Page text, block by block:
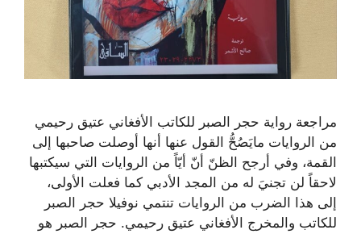
مراجعة رواية حجر الصبر للكاتب الأفغاني عتيق رحيمي
من الروايات مايَصُحُّ القول عنها أنها أوصلت صاحبها إلى
القمة، وفي أرجح الظنّ أنّ أيّاً من الروايات التي سيكتبها
لاحقاً لن تجنيَ له من المجد الأدبي كما فعلت الأولى،
إلى هذا الضرب من الروايات تنتمي نوفيلا حجر الصبر
للكاتب والمخرج الأفغاني عتيق رحيمي. حجر الصبر هو